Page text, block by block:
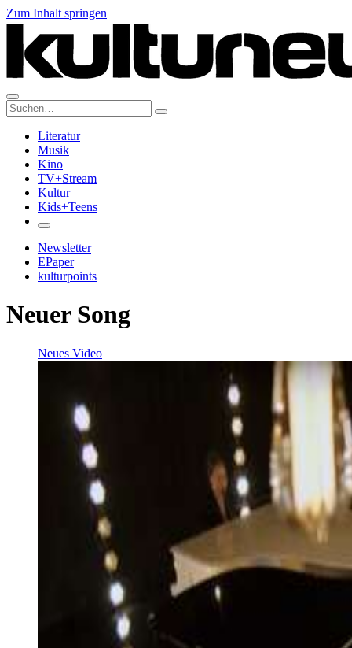
Zum Inhalt springen
Suche:
Literatur
Musik
Kino
TV+Stream
Kultur
Kids+Teens
Newsletter
EPaper
kulturpoints
Neuer Song
Neues Video